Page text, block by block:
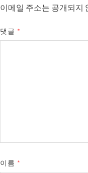
이메일 주소는 공개되지
댓글 *
이름 *